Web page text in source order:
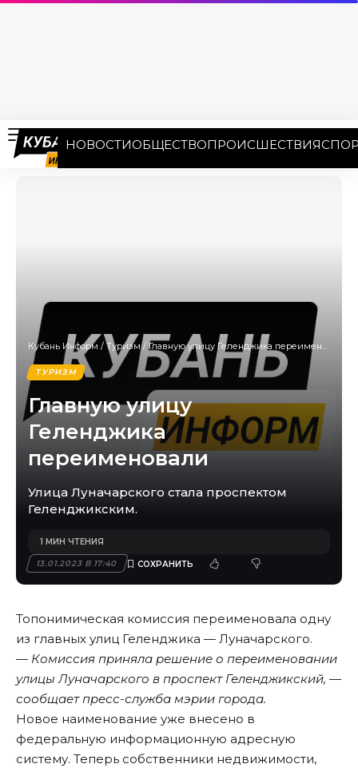
НОВОСТИОБЩЕСТВОПРОИСШЕСТВИЯ
Кубань Информ /Туризм/ Главную улицу Геленджика переименовали
ТУРИЗМ
Главную улицу
Геленджика
переименовали
Улица Луначарского стала проспектом
Геленджикским.
13.01.2023 В 17:40
1 МИН ЧТЕНИЯ
Топонимическая комиссия переименовала одну
из главных улиц Геленджика — Луначарского.
— Комиссия приняла решение о переименовании
улицы Луначарского в проспект Геленджикский, —
сообщает пресс-служба мэрии города.
Новое наименование уже внесено в
федеральную информационную адресную
систему. Теперь собственники недвижимости,